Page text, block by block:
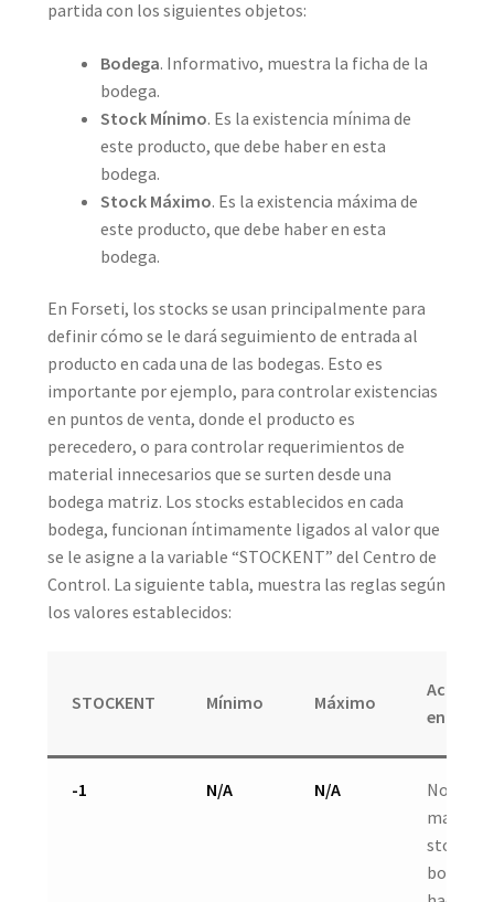
partida con los siguientes objetos:
Bodega. Informativo, muestra la ficha de la
bodega.
Stock Mínimo. Es la existencia mínima de
este producto, que debe haber en esta
bodega.
Stock Máximo. Es la existencia máxima de
este producto, que debe haber en esta
bodega.
En Forseti, los stocks se usan principalmente para
definir cómo se le dará seguimiento de entrada al
producto en cada una de las bodegas. Esto es
importante por ejemplo, para controlar existencias
en puntos de venta, donde el producto es
perecedero, o para controlar requerimientos de
material innecesarios que se surten desde una
bodega matriz. Los stocks establecidos en cada
bodega, funcionan íntimamente ligados al valor que
se le asigne a la variable “STOCKENT” del Centro de
Control. La siguiente tabla, muestra las reglas según
los valores establecidos:
STOCKENT Mínimo Máximo
Acción
entrada
-1 N/A N/A
No se
manejan
stocks